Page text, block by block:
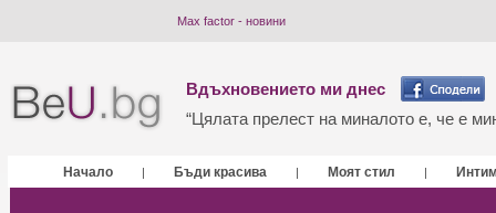
Max factor - новини
Вдъхновението ми днес
“Цялата прелест на миналото е, че е
Начало | Бъди красива | Моят стил |